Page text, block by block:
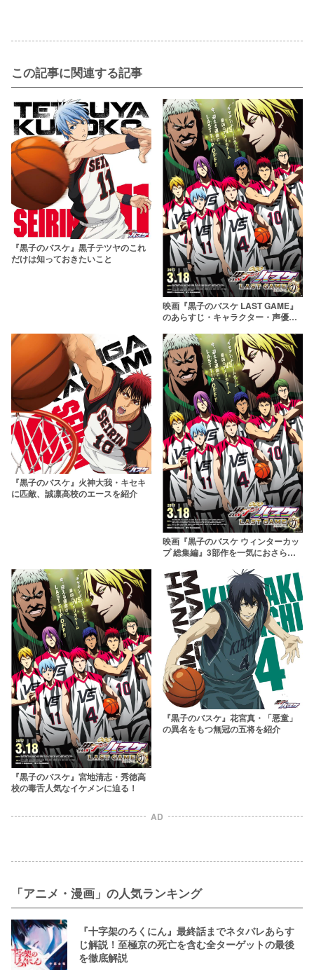
この記事に関連する記事
『黒子のバスケ』黒子テツヤのこれ
だけは知っておきたいこと
映画『黒子のバスケ LAST GAME』
のあらすじ・キャラクター・声優情
『黒子のバスケ』火神大我・キセキ
に匹敵、誠凛高校のエースを紹介
映画『黒子のバスケ ウィンターカッ
プ 総集編』3部作を一気におさら
『黒子のバスケ』宮地清志・秀徳高
校の毒舌人気なイケメンに迫る！
『黒子のバスケ』花宮真・「悪童」
の異名をもつ無冠の五将を紹介
AD
「アニメ・漫画」の人気ランキング
『十字架のろくにん』最終話までネタバレあらす
じ解説！至極京の死亡を含む全ターゲットの最後
を徹底解説